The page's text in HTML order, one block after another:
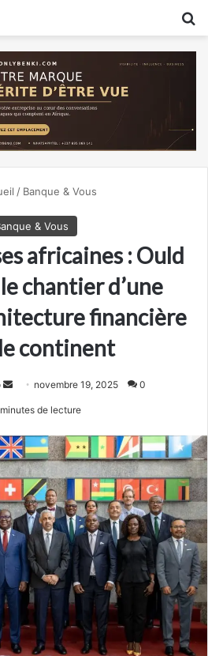
/ Banque & Vous
& Vous
africaines : Ould
chantier d’une
financière
continent
Envoyernovembre 19, 2025 0
de lecture